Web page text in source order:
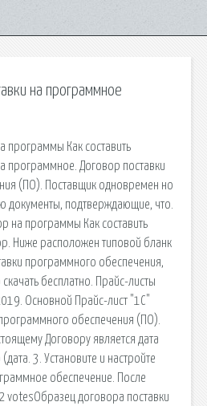
на программное
программы Как составить
программное. Договор поставки
(ПО). Поставщик одновремен но
документы, подтверждающие, что.
на программы Как составить
Ниже расположен типовой бланк
программного обеспечения,
бесплатно. Прайс-листы
Основной Прайс-лист "1С"
обеспечения (ПО).
Договору является дата
3. Установите и настройте
обеспечение. После
votesОбразец договора поставки